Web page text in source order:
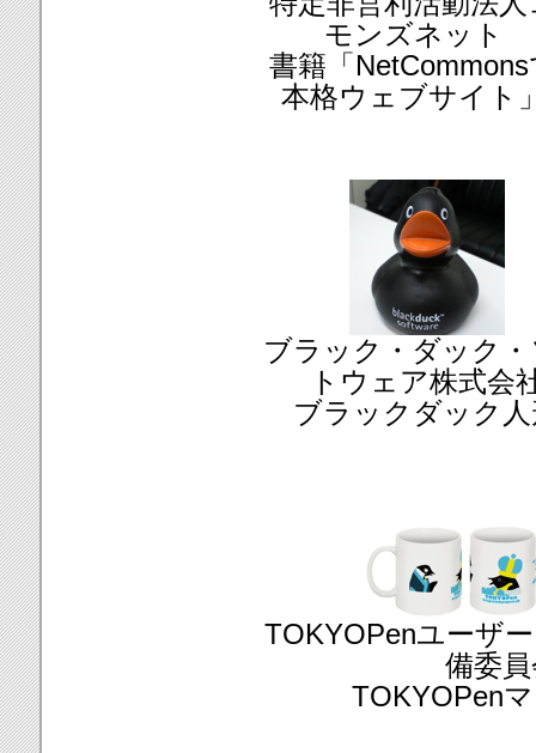
モンズネット
書籍「NetCommons
本格ウェブサイト
ブラック・ダック
トウェア株式会
ブラックダック
TOKYOPenユーザ
備委
TOKYOPen